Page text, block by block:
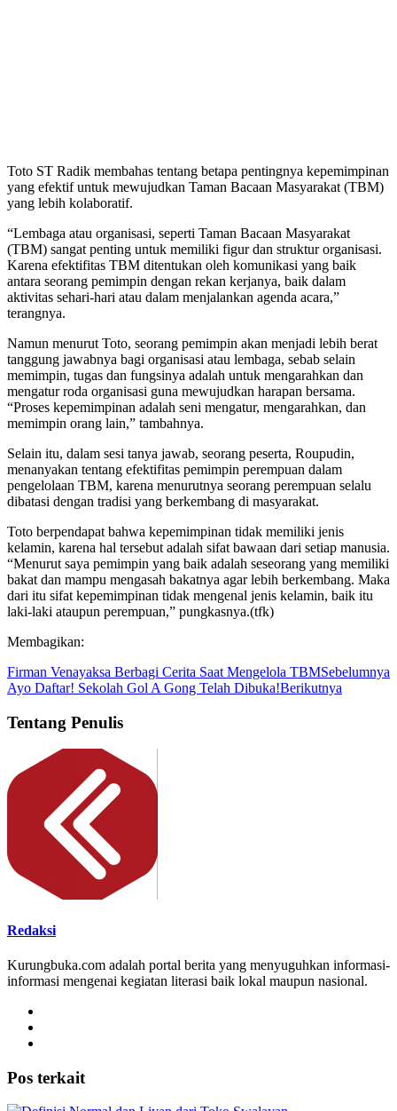
Toto ST Radik membahas tentang betapa pentingnya kepemimpinan
yang efektif untuk mewujudkan Taman Bacaan Masyarakat (TBM)
yang lebih kolaboratif.
“Lembaga atau organisasi, seperti Taman Bacaan Masyarakat
(TBM) sangat penting untuk memiliki figur dan struktur organisasi.
Karena efektifitas TBM ditentukan oleh komunikasi yang baik
antara seorang pemimpin dengan rekan kerjanya, baik dalam
aktivitas sehari-hari atau dalam menjalankan agenda acara,”
terangnya.
Namun menurut Toto, seorang pemimpin akan menjadi lebih berat
tanggung jawabnya bagi organisasi atau lembaga, sebab selain
memimpin, tugas dan fungsinya adalah untuk mengarahkan dan
mengatur roda organisasi guna mewujudkan harapan bersama.
“Proses kepemimpinan adalah seni mengatur, mengarahkan, dan
memimpin orang lain,” tambahnya.
Selain itu, dalam sesi tanya jawab, seorang peserta, Roupudin,
menanyakan tentang efektifitas pemimpin perempuan dalam
pengelolaan TBM, karena menurutnya seorang perempuan selalu
dibatasi dengan tradisi yang berkembang di masyarakat.
Toto berpendapat bahwa kepemimpinan tidak memiliki jenis
kelamin, karena hal tersebut adalah sifat bawaan dari setiap manusia.
“Menurut saya pemimpin yang baik adalah seseorang yang memiliki
bakat dan mampu mengasah bakatnya agar lebih berkembang. Maka
dari itu sifat kepemimpinan tidak mengenal jenis kelamin, baik itu
laki-laki ataupun perempuan,” pungkasnya.(tfk)
Membagikan:
Firman Venayaksa Berbagi Cerita Saat Mengelola TBMSebelumnya
Ayo Daftar! Sekolah Gol A Gong Telah Dibuka!Berikutnya
Tentang Penulis
Redaksi
Kurungbuka.com adalah portal berita yang menyuguhkan informasi-
informasi mengenai kegiatan literasi baik lokal maupun nasional.
Pos terkait